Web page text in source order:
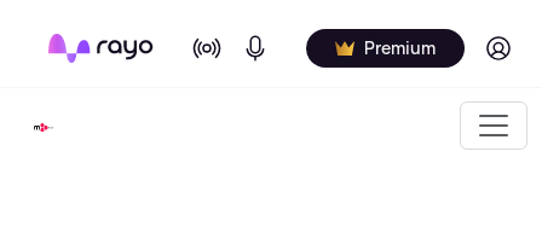
On Air Podcasts Premium Log in